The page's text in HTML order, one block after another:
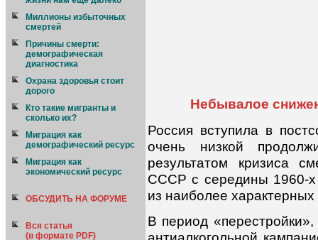
Миллионы избыточных
смертей
Причины смерти:
демографическая
диагностика
Охрана здоровья стоит
дорого
Кто такие мигранты и
сколько их?
Миграция как
демографический ресурс
Миграция как
экономический ресурс
ОБСУДИТЬ НА ФОРУМЕ
Вся статья
(в формате PDF)
Небывалое
Россия вступила в
очень низкой
результатом кризиса
СССР с середины 1960-
из наиболее характерных
В период